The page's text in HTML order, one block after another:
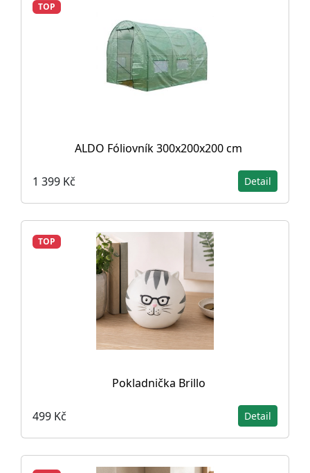
TOP
ALDO Fóliovník 300x200x200 cm
1 399 Kč Detail
TOP
Pokladnička Brillo
499 Kč Detail